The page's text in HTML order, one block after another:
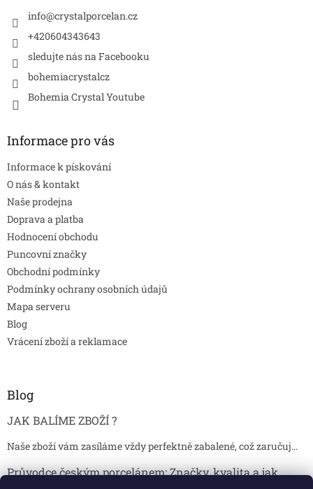
info@crystalporcelan.cz
+420604343643
sledujte nás na Facebooku
bohemiacrystalcz
Bohemia Crystal Youtube
Informace pro vás
Informace k pískování
O nás & kontakt
Naše prodejna
Doprava a platba
Hodnocení obchodu
Puncovní značky
Obchodní podmínky
Podmínky ochrany osobních údajů
Mapa serveru
Blog
Vrácení zboží a reklamace
Blog
JAK BALÍME ZBOŽÍ ?
Naše zboží vám zasíláme vždy perfektně zabalené, což zaručuj...
Průvodce českým porcelánem: Značky, kvalita a jak